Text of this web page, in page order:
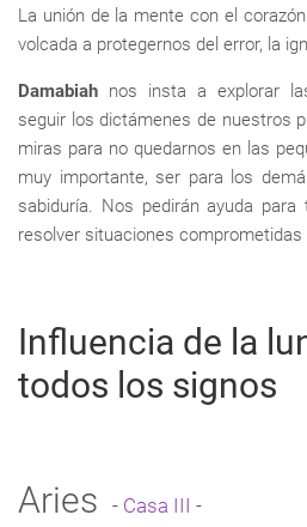
La unión de la mente con el
volcada a protegernos del error, la
Damabiah nos insta a explorar
seguir los dictámenes de nuestros
miras para no quedarnos en las
muy importante, ser para los
sabiduría. Nos pedirán ayuda
resolver situaciones
Influencia de la
todos los signos
Aries - Casa III -